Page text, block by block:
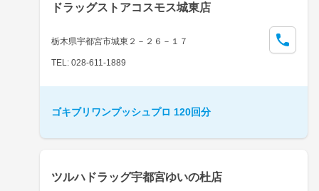
ドラッグストアコスモス城東店
栃木県宇都宮市城東２－２６－１７
TEL: 028-611-1889
ゴキブリワンプッシュプロ 120回分
ツルハドラッグ宇都宮ゆいの杜店